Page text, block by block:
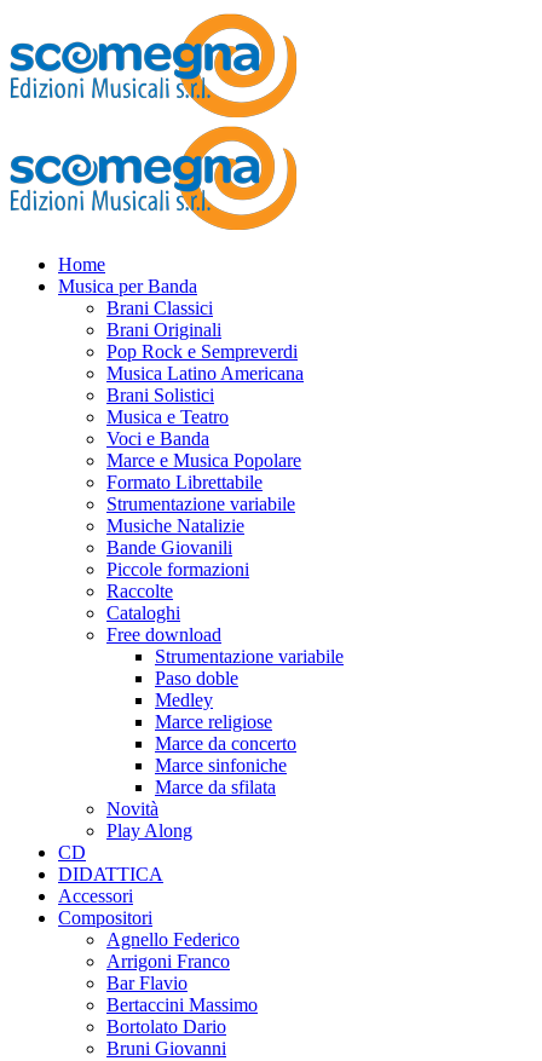
Home
Musica per Banda
Brani Classici
Brani Originali
Pop Rock e Sempreverdi
Musica Latino Americana
Brani Solistici
Musica e Teatro
Voci e Banda
Marce e Musica Popolare
Formato Librettabile
Strumentazione variabile
Musiche Natalizie
Bande Giovanili
Piccole formazioni
Raccolte
Cataloghi
Free download
Strumentazione variabile
Paso doble
Medley
Marce religiose
Marce da concerto
Marce sinfoniche
Marce da sfilata
Novità
Play Along
CD
DIDATTICA
Accessori
Compositori
Agnello Federico
Arrigoni Franco
Bar Flavio
Bertaccini Massimo
Bortolato Dario
Bruni Giovanni